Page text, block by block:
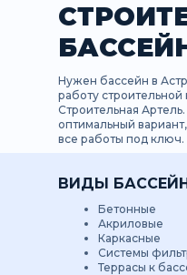
Нужен бассейн в
работу
Строительная
оптимальный
все работы под ключ.
ВИДЫ
Бетонные
Акриловые
Каркасные
Системы
Террасы к